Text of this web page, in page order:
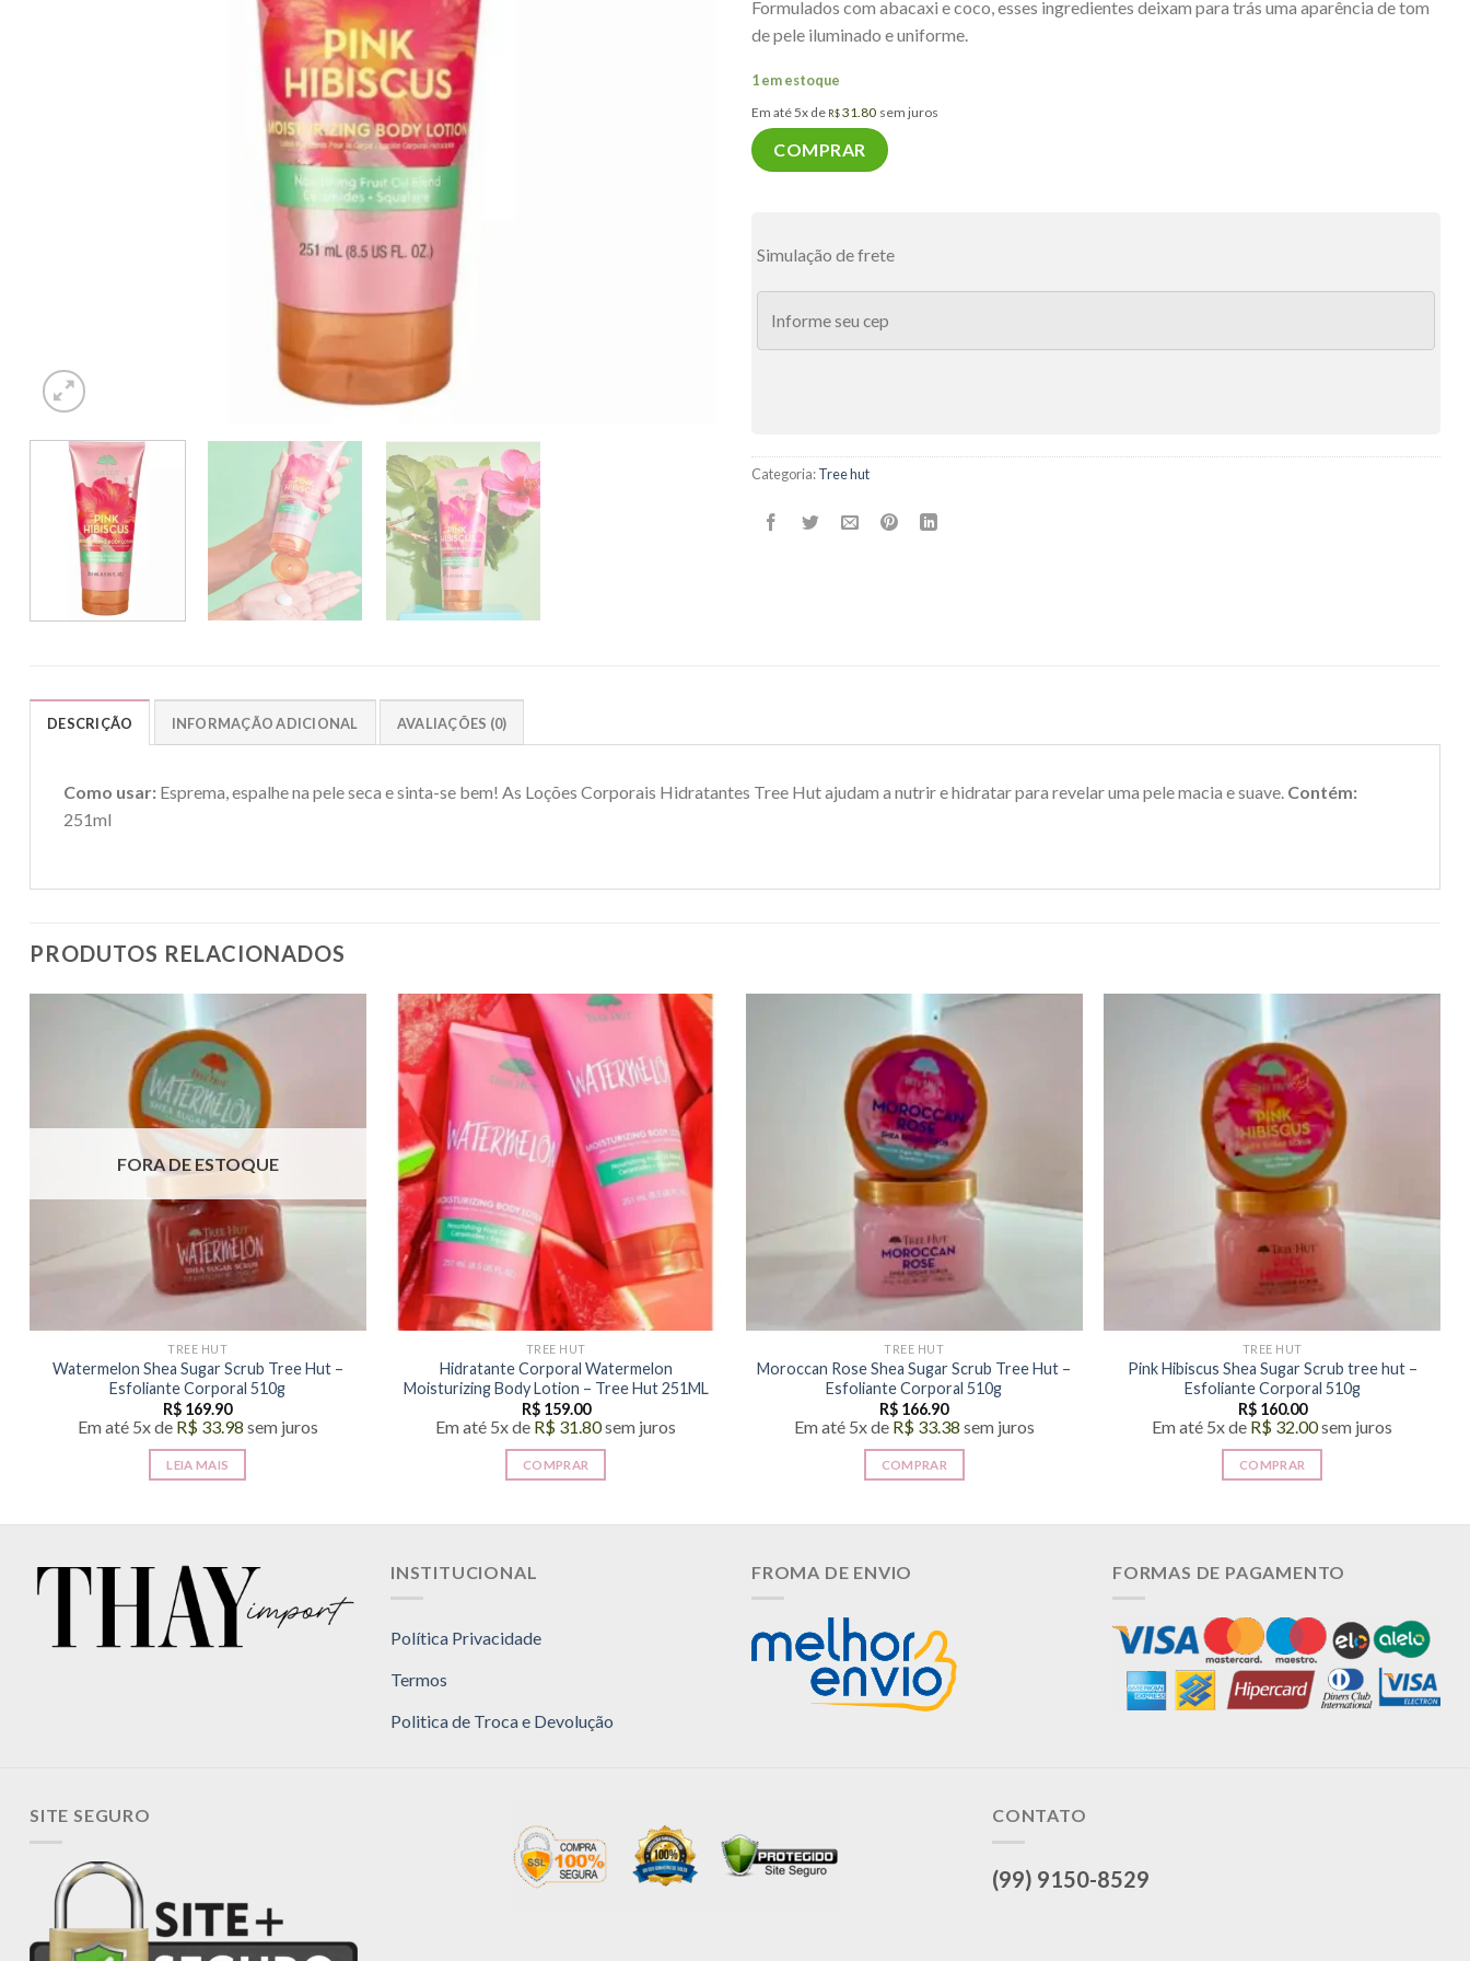
Formulados com abacaxi e coco, esses ingredientes deixam para trás uma aparência de tom
de pele iluminado e uniforme.
1 em estoque
Em até 5x de R$31.80 sem juros
COMPRAR
Simulação de frete
Categoria:Tree hut
DESCRIÇÃO INFORMAÇÃO ADICIONAL AVALIAÇÕES (0)
Como usar: Esprema, espalhe na pele seca e sinta-se bem! As Loções Corporais Hidratantes Tree Hut ajudam a nutrir e hidratar para revelar uma pele macia e suave. Contém:
251ml
PRODUTOS RELACIONADOS
FORA DE ESTOQUE
TREE HUT
Watermelon Shea Sugar Scrub Tree Hut –
Esfoliante Corporal 510g
R$ 169.90
Em até 5x de R$33.98 sem juros
LEIA MAIS
TREE HUT
Hidratante Corporal Watermelon
Moisturizing Body Lotion – Tree Hut 251ML
R$159.00
Em até 5x de R$ 31.80sem juros
COMPRAR
TREE HUT
Moroccan Rose Shea Sugar Scrub Tree Hut –
Esfoliante Corporal 510g
R$ 166.90
Em até 5x de R$33.38 sem juros
COMPRAR
TREE HUT
Pink Hibiscus Shea Sugar Scrub tree hut –
Esfoliante Corporal 510g
R$160.00
Em até 5x de R$ 32.00sem juros
COMPRAR
INSTITUCIONAL
Política Privacidade
Termos
Politica de Troca e Devolução
FROMA DE ENVIO FORMAS DE PAGAMENTO
SITE SEGURO CONTATO
(99) 9150-8529